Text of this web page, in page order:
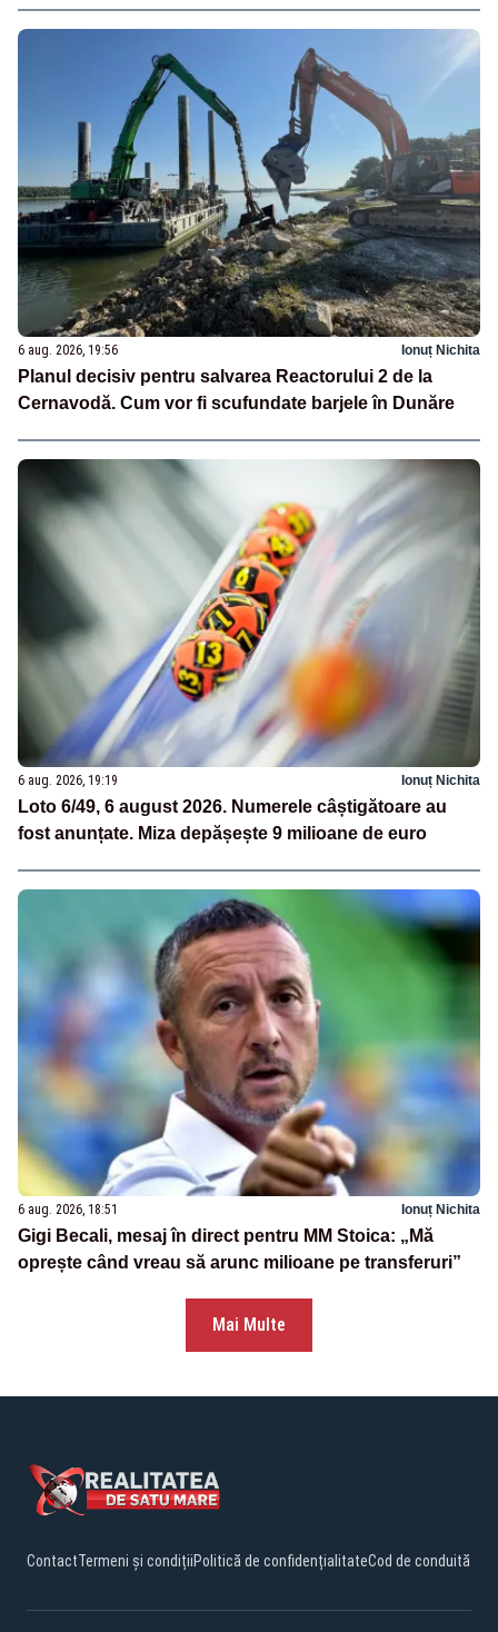
6 aug. 2026, 19:56 Ionuț Nichita
Planul decisiv pentru salvarea Reactorului 2 de la
Cernavodă. Cum vor fi scufundate barjele în Dunăre
6 aug. 2026, 19:19 Ionuț Nichita
Loto 6/49, 6 august 2026. Numerele câștigătoare au
fost anunțate. Miza depășește 9 milioane de euro
6 aug. 2026, 18:51 Ionuț Nichita
Gigi Becali, mesaj în direct pentru MM Stoica: „Mă
oprește când vreau să arunc milioane pe transferuri”
Mai Multe
ContactTermeni și condițiiPolitică de confidențialitateCod de conduită